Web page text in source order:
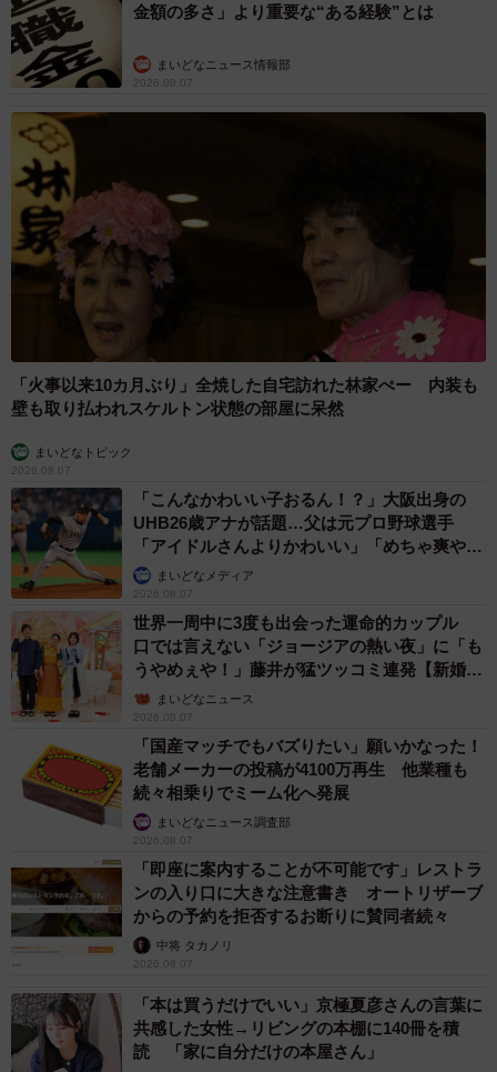
金額の多さ」より重要な“ある経験”とは
まいどなニュース情報部
2026.08.07
「火事以来10カ月ぶり」全焼した自宅訪れた林家ぺー 内装も
壁も取り払われスケルトン状態の部屋に呆然
まいどなトピック
2026.08.07
「こんなかわいい子おるん！？」大阪出身の
UHB26歳アナが話題…父は元プロ野球選手
「アイドルさんよりかわいい」「めちゃ爽や
か」まいどなメディア
2026.08.07
世界一周中に3度も出会った運命的カップル
口では言えない「ジョージアの熱い夜」に「も
うやめぇや！」藤井が猛ツッコミ連発【新婚さ
ん】まいどなニュース
2026.08.07
「国産マッチでもバズりたい」願いかなった！
老舗メーカーの投稿が4100万再生 他業種も
続々相乗りでミーム化へ発展
まいどなニュース調査部
2026.08.07
「即座に案内することが不可能です」レストラ
ンの入り口に大きな注意書き オートリザーブ
からの予約を拒否するお断りに賛同者続々
中将 タカノリ
2026.08.07
「本は買うだけでいい」京極夏彦さんの言葉に
共感した女性→リビングの本棚に140冊を積
読 「家に自分だけの本屋さん」